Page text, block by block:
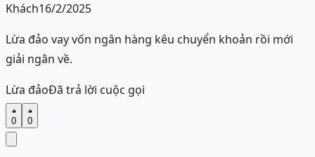
Khách16/2/2025
Lừa đảo vay vốn ngân hàng kêu chuyển khoản rồi mới
giải ngân về.
Lừa đảoĐã trả lời cuộc gọi
0 0